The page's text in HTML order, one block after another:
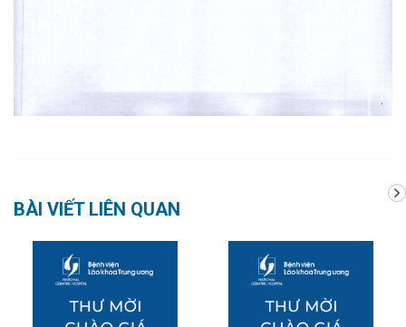
BÀI VIẾT LIÊN QUAN